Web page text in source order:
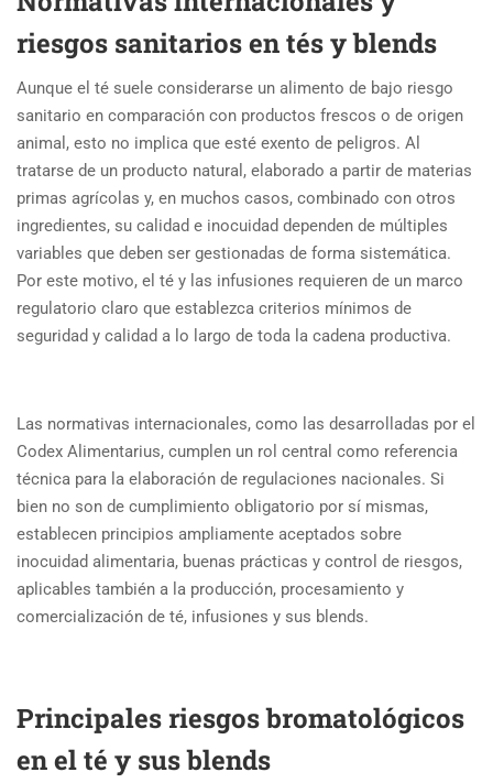
riesgos sanitarios en tés y blends
Aunque el té suele considerarse un alimento de bajo riesgo
sanitario en comparación con productos frescos o de origen
animal, esto no implica que esté exento de peligros. Al
tratarse de un producto natural, elaborado a partir de materias
primas agrícolas y, en muchos casos, combinado con otros
ingredientes, su calidad e inocuidad dependen de múltiples
variables que deben ser gestionadas de forma sistemática.
Por este motivo, el té y las infusiones requieren de un marco
regulatorio claro que establezca criterios mínimos de
seguridad y calidad a lo largo de toda la cadena productiva.
Las normativas internacionales, como las desarrolladas por el
Codex Alimentarius, cumplen un rol central como referencia
técnica para la elaboración de regulaciones nacionales. Si
bien no son de cumplimiento obligatorio por sí mismas,
establecen principios ampliamente aceptados sobre
inocuidad alimentaria, buenas prácticas y control de riesgos,
aplicables también a la producción, procesamiento y
comercialización de té, infusiones y sus blends.
Principales riesgos bromatológicos
en el té y sus blends